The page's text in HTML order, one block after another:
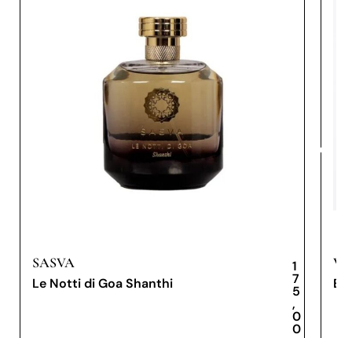
SASVA
Le Notti di Goa Shanthi
1
7
5
,
0
0